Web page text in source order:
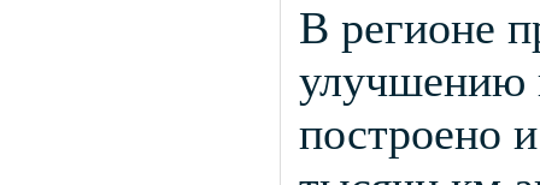
В регионе
улучшению
построено